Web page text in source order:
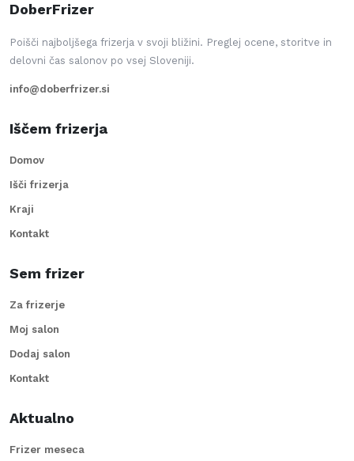
DoberFrizer
Poišči najboljšega frizerja v svoji bližini. Preglej ocene, storitve in
delovni čas salonov po vsej Sloveniji.
info@doberfrizer.si
Iščem frizerja
Domov
Išči frizerja
Kraji
Kontakt
Sem frizer
Za frizerje
Moj salon
Dodaj salon
Kontakt
Aktualno
Frizer meseca